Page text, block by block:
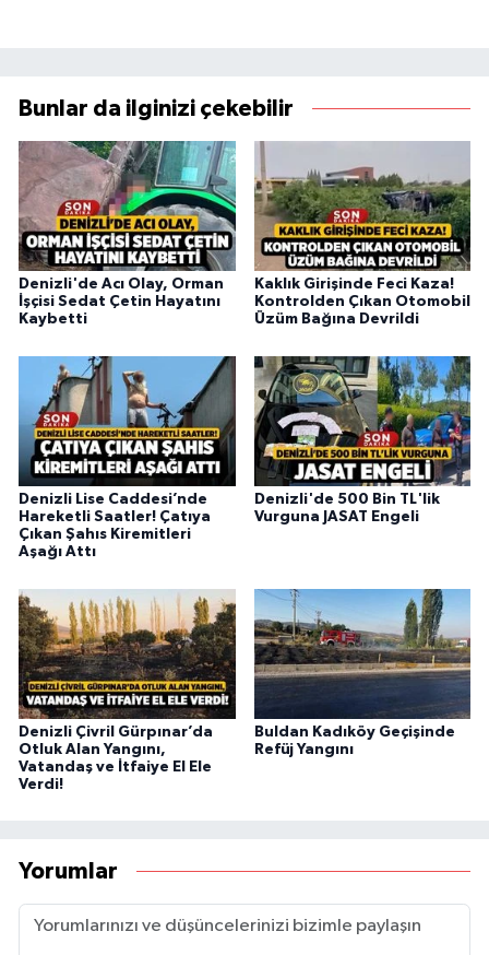
Bunlar da ilginizi çekebilir
Denizli'de Acı Olay, Orman
İşçisi Sedat Çetin Hayatını
Kaybetti
Kaklık Girişinde Feci Kaza!
Kontrolden Çıkan Otomobil
Üzüm Bağına Devrildi
Denizli Lise Caddesi’nde
Hareketli Saatler! Çatıya
Çıkan Şahıs Kiremitleri
Aşağı Attı
Denizli'de 500 Bin TL'lik
Vurguna JASAT Engeli
Denizli Çivril Gürpınar’da
Otluk Alan Yangını,
Vatandaş ve İtfaiye El Ele
Verdi!
Buldan Kadıköy Geçişinde
Refüj Yangını
Yorumlar